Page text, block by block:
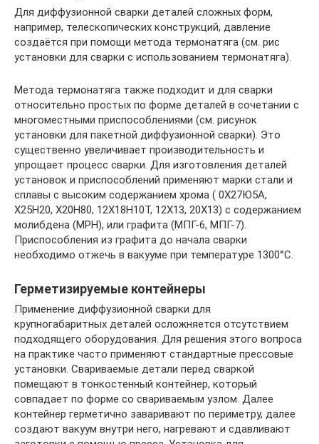
Для диффузионной сварки деталей сложных форм,
например, телескопических конструкций, давление
создаётся при помощи метода термонатяга (см. рис
установки для сварки с использованием термонатяга).
Метода термонатяга также подходит и для сварки
относительно простых по форме деталей в сочетании с
многоместными приспособлениями (см. рисунок
установки для пакетной диффузионной сварки). Это
существенно увеличивает производительность и
упрощает процесс сварки. Для изготовления деталей
установок и приспособлений применяют марки стали и
сплавы с высоким содержанием хрома ( 0Х27Ю5А,
Х25Н20, Х20Н80, 12Х18Н10Т, 12Х13, 20Х13) с содержанием
молибдена (МРН), или графита (МПГ-6, МПГ-7).
Приспособления из графита до начала сварки
необходимо отжечь в вакууме при температуре 1300°C.
Герметизируемые контейнеры
Применение диффузионной сварки для
крупногабаритных деталей осложняется отсутствием
подходящего оборудования. Для решения этого вопроса
на практике часто применяют стандартные прессовые
установки. Свариваемые детали перед сваркой
помещают в тонкостенный контейнер, который
совпадает по форме со свариваемым узлом. Далее
контейнер герметично заваривают по периметру, далее
создают вакуум внутри него, нагревают и сдавливают